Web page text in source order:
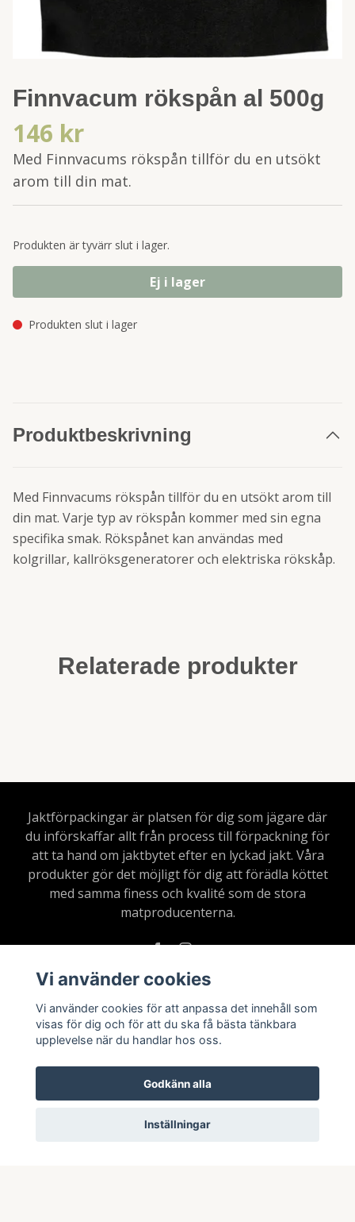
Finnvacum rökspån al 500g
146 kr
Med Finnvacums rökspån tillför du en utsökt
arom till din mat.
Produkten är tyvärr slut i lager.
Ej i lager
Produkten slut i lager
Produktbeskrivning
Med Finnvacums rökspån tillför du en utsökt arom till
din mat. Varje typ av rökspån kommer med sin egna
specifika smak. Rökspånet kan användas med
kolgrillar, kallröksgeneratorer och elektriska rökskåp.
Relaterade produkter
Jaktförpackingar är platsen för dig som jägare där
du införskaffar allt från process till förpackning för
att ta hand om jaktbytet efter en lyckad jakt. Våra
produkter gör det möjligt för dig att förädla köttet
med samma finess och kvalité som de stora
matproducenterna.
Läs mer
Köpvillkor
Vi använder cookies
Vi använder cookies för att anpassa det innehåll som
visas för dig och för att du ska få bästa tänkbara
upplevelse när du handlar hos oss.
Godkänn alla
Inställningar